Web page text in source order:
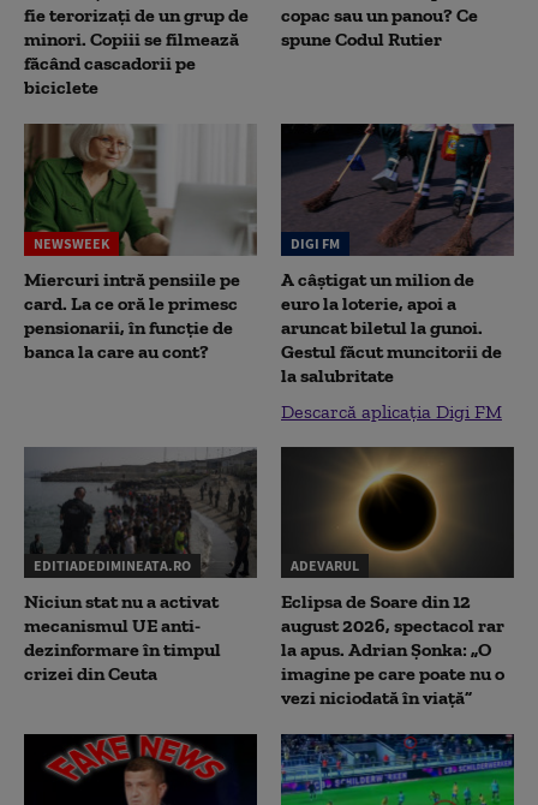
fie terorizați de un grup de
minori. Copiii se filmează
făcând cascadorii pe
biciclete
copac sau un panou? Ce
spune Codul Rutier
NEWSWEEK
Miercuri intră pensiile pe
card. La ce oră le primesc
pensionarii, în funcție de
banca la care au cont?
DIGI FM
A câștigat un milion de
euro la loterie, apoi a
aruncat biletul la gunoi.
Gestul făcut muncitorii de
la salubritate
Descarcă aplicația Digi FM
EDITIADEDIMINEATA.RO
Niciun stat nu a activat
mecanismul UE anti-
dezinformare în timpul
crizei din Ceuta
ADEVARUL
Eclipsa de Soare din 12
august 2026, spectacol rar
la apus. Adrian Șonka: „O
imagine pe care poate nu o
vezi niciodată în viață”